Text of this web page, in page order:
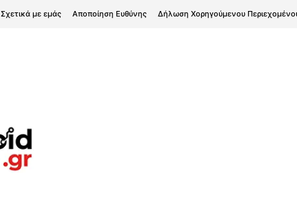
Σχετικά με εμάς Αποποίηση Ευθύνης Δήλωση Χορηγούμενου